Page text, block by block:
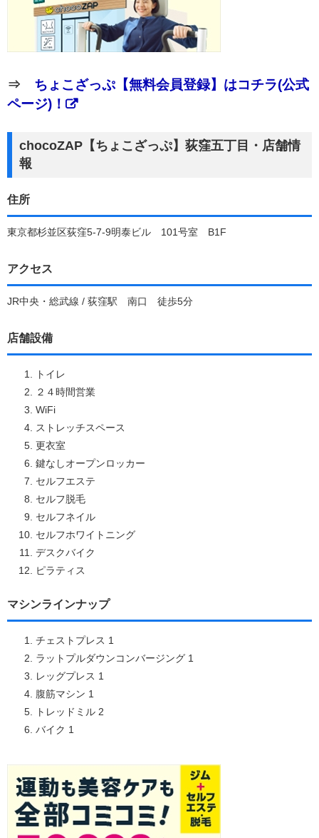
⇒ ちょこざっぷ【無料会員登録】はコチラ(公式
ページ)！
chocoZAP【ちょこざっぷ】荻窪五丁目・店舗情
報
住所
東京都杉並区荻窪5-7-9明泰ビル 101号室 B1F
アクセス
JR中央・総武線 / 荻窪駅 南口 徒歩5分
店舗設備
トイレ
２４時間営業
WiFi
ストレッチスペース
更衣室
鍵なしオープンロッカー
セルフエステ
セルフ脱毛
セルフネイル
セルフホワイトニング
デスクバイク
ピラティス
マシンラインナップ
チェストプレス 1
ラットプルダウンコンバージング 1
レッグプレス 1
腹筋マシン 1
トレッドミル 2
バイク 1